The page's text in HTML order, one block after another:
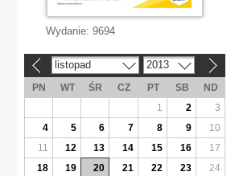
Wydanie: 9694
listopad 2013
PN WT ŚR CZ PT SB
ND
1
2
3
4
5 6 7 8 9
10
11
12 13 14 15 16
17
18
19 20 21 22 23
24